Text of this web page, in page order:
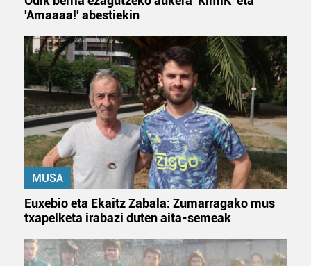
Lortu zure datu pertsonalak prozesatzeko moduari
buruzko informazio gehiago eta ezarri zure lehentasunak
datuen atalean. Edozein unetan alda edo ken dezakezu
zure baimena Cookieen adierazpenean.
Webgune honek cookie propioak eta hirugarrenen cookie-
fitxategiak erabiltzen ditu. Zure esperientzia eta
zerbitzuak hobetzeko asmoz, cookie teknologiaz
baliatzen gara. Ohar hau onartuz gero, teknologia hori
erabiltzeko baimen esplizitua ematen diguzu.Gehiago
irakurri
'Amaaaa!' abestiekin
MUSA
Euxebio eta Ekaitz Zabala: Zumarragako mus
txapelketa irabazi duten aita-semeak